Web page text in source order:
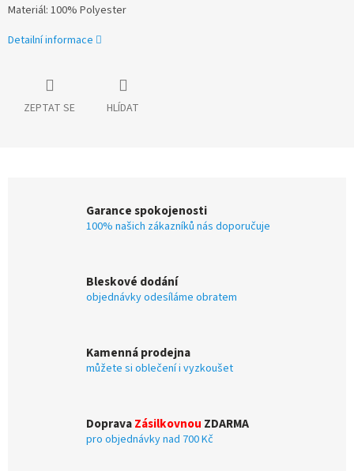
Materiál: 100% Polyester
Detailní informace
ZEPTAT SE HLÍDAT
Garance spokojenosti
100% našich zákazníků nás doporučuje
Bleskové dodání
objednávky odesíláme obratem
Kamenná prodejna
můžete si oblečení i vyzkoušet
DopravaZásilkovnou ZDARMA
pro objednávky nad 700 Kč